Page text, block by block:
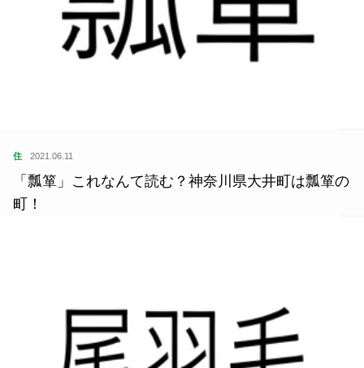
住 2021.06.11
「瓢箪」これなんて読む？神奈川県大井町は瓢箪の
町！